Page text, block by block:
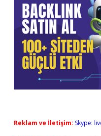
Reklam ve İletişim: Skype: